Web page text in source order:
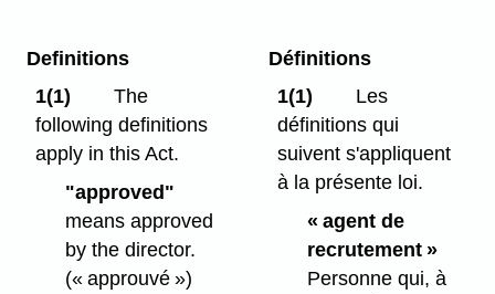
Definitions
1(1)
The
following definitions
apply in this Act.
"approved"
means approved
by the director.
(« approuvé »)
Définitions
1(1)
Les
définitions qui
suivent s'appliquent
à la présente loi.
« agent de
recrutement »
Personne qui, à